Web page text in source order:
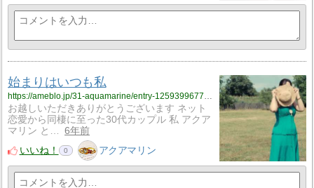
始まりはいつも私
お越しいただきありがとうございます ネット
恋愛から同棲に至った30代カップル 私 アクア
マリン と…
6年前
いいね！
0 アクアマリン